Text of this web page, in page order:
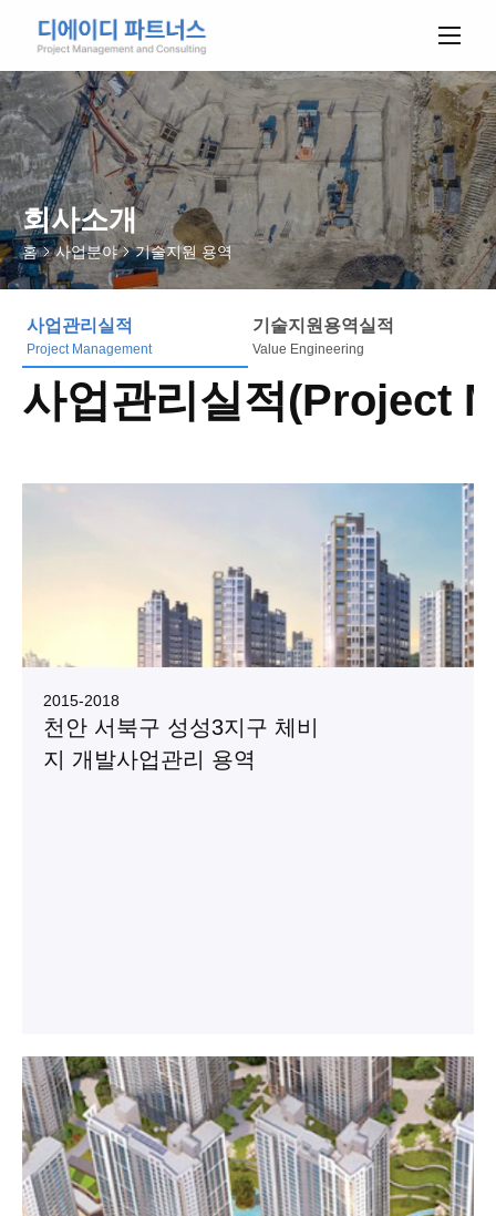
사업관리실적
Project Management
기술지원용역실적
Value Engineering
사업관리실적(Project
2015-2018
천안 서북구 성성3지구 체비
지 개발사업관리 용역
회사소개
홈 사업분야 기술지원 용역